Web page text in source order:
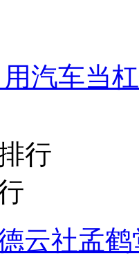
汽车当
行
云社孟